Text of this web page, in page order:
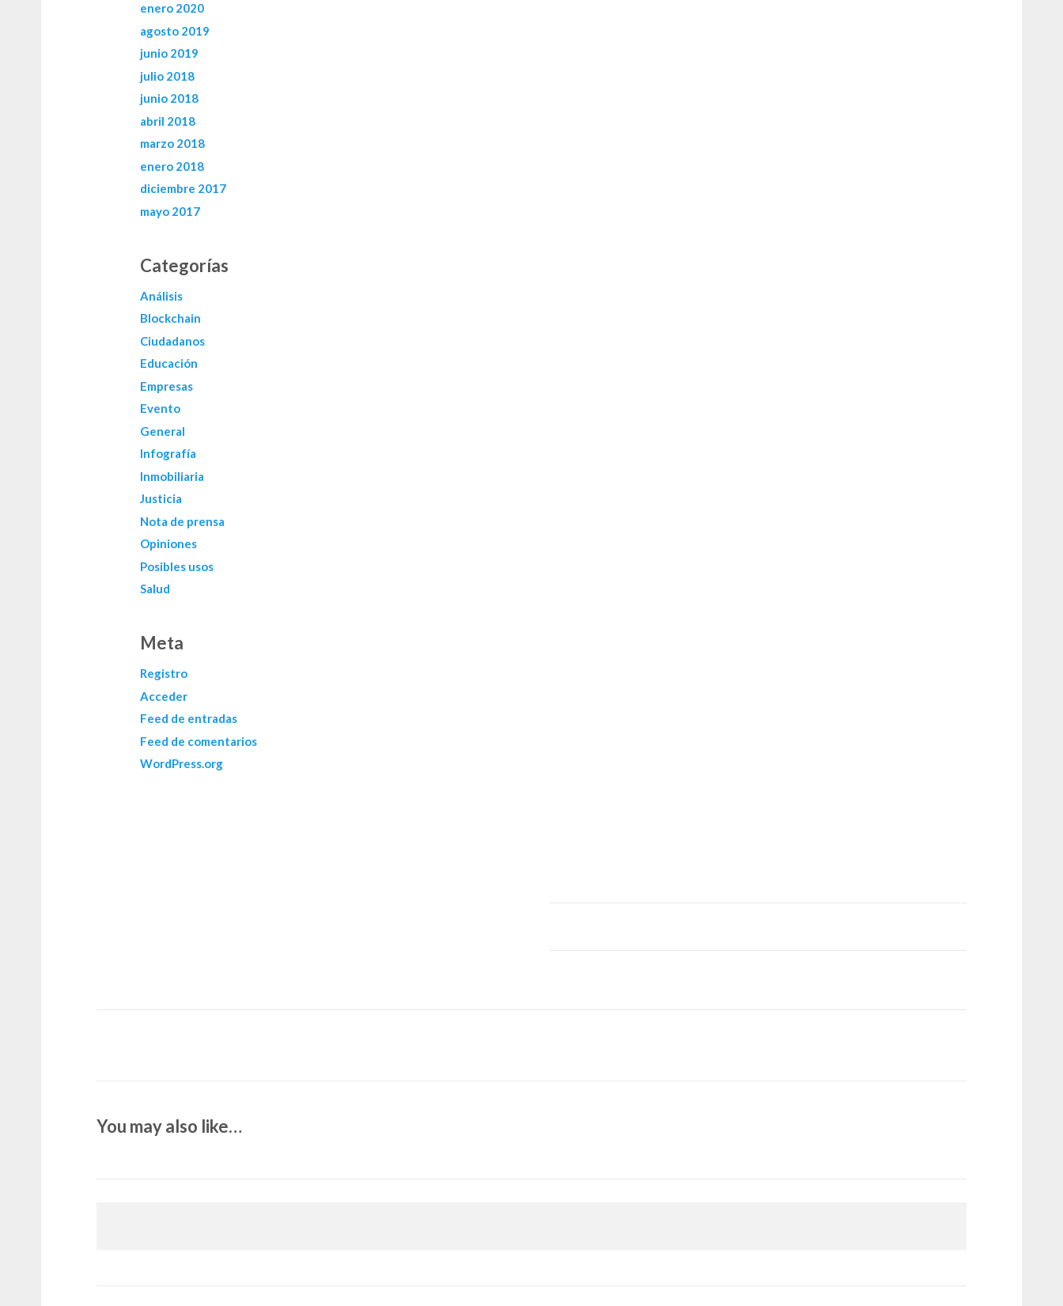
enero 2020
agosto 2019
junio 2019
julio 2018
junio 2018
abril 2018
marzo 2018
enero 2018
diciembre 2017
mayo 2017
Categorías
Análisis
Blockchain
Ciudadanos
Educación
Empresas
Evento
General
Infografía
Inmobiliaria
Justicia
Nota de prensa
Opiniones
Posibles usos
Salud
Meta
Registro
Acceder
Feed de entradas
Feed de comentarios
WordPress.org
You may also like…